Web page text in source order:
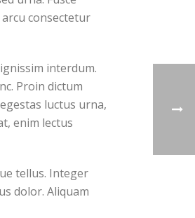
consectetur
interdum.
Proin dictum
luctus urna,
enim lectus
tellus. Integer
dolor. Aliquam